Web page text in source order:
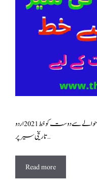
تاریخی سیر پر …
Read more